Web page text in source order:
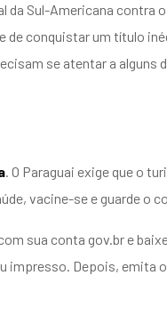
Sul-Americana contra
de conquistar um título
se atentar a
. O Paraguai exige que o
vacine-se e guarde o
sua conta gov.br e
impresso. Depois, emita